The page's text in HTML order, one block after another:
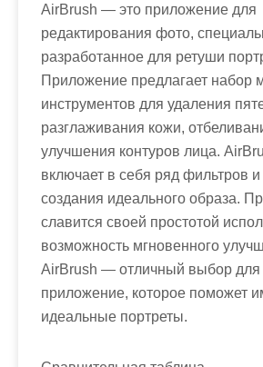
AirBrush — это приложение для
редактирования фото,
разработанное для ретуши
Приложение предлагает набор
инструментов для удаления
разглаживания кожи,
улучшения контуров лица.
включает в себя ряд фильтров
создания идеального образа.
славится своей простотой
возможность мгновенного
AirBrush — отличный выбор для
приложение, которое поможет
идеальные портреты.